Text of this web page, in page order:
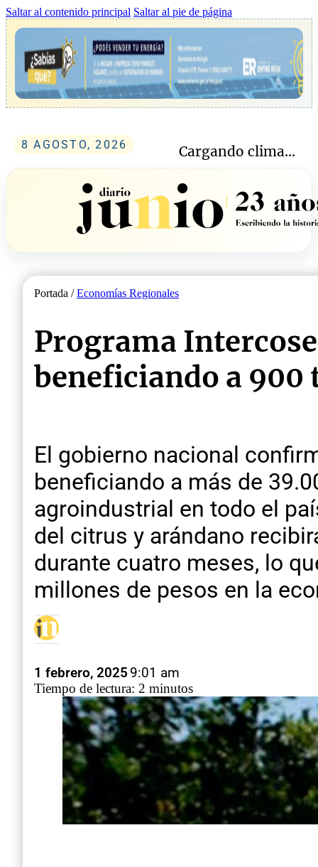
Saltar al contenido principal Saltar al pie de página
8 AGOSTO, 2026 Cargando clima...
Portada /Economías Regionales
Programa
beneficiando a 900
El gobierno nacional
beneficiando a más de
agroindustrial en todo el
del citrus y arándano
durante cuatro meses, lo
millones de pesos en la
1 febrero, 2025 9:01 am
Tiempo de lectura: 2 minutos